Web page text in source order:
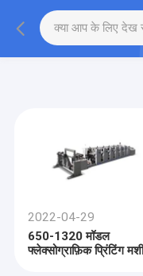
2022-04-29
650-1320 मॉडल
फ्लेक्सोग्राफ़िक प्रिंटिंग